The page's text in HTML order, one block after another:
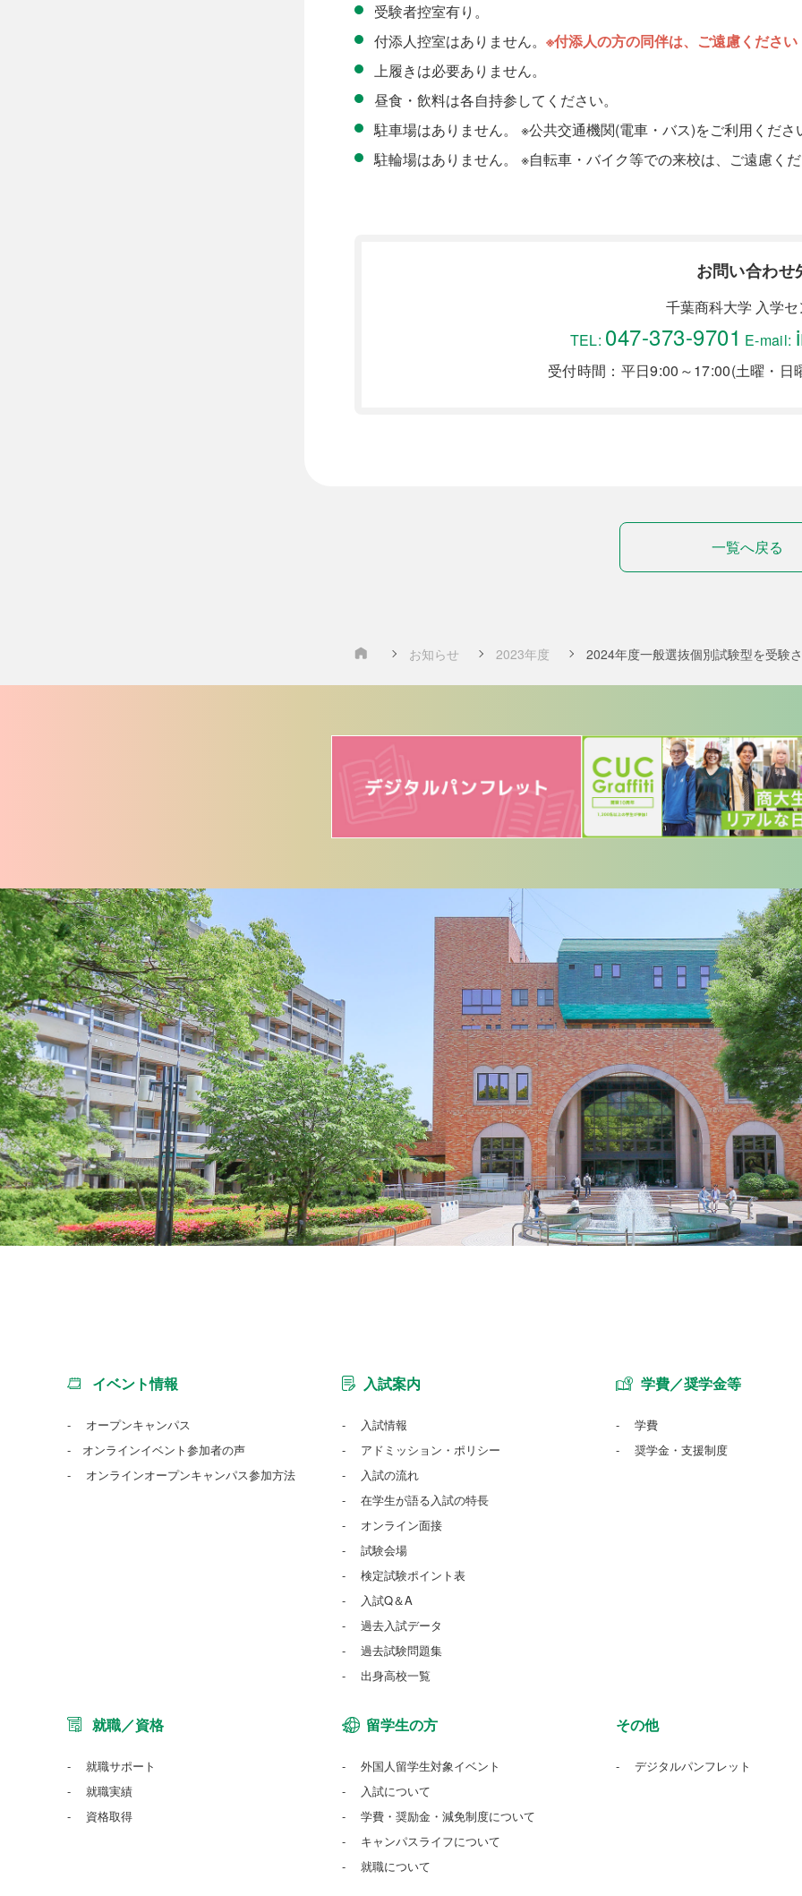
受験者控室有り。
付添人控室はありません。※付添人の方の同伴は、ご遠慮ください
上履きは必要ありません。
昼食・飲料は各自持参してください。
駐車場はありません。 ※公共交通機関(電車・バス)をご利用くださ
駐輪場はありません。 ※自転車・バイク等での来校は、ご遠慮くだ
お問い合わせ
千葉商科大学 入学
TEL: 047-373-9701 E-mail:
受付時間：平日9:00～17:00(土曜・日
一覧へ戻る
お知らせ 2023年度 2024年度一般選抜個別試験型を受験
イベント情報
オープンキャンパス
オンラインイベント参加者の声
オンラインオープンキャンパス参加方法
入試案内
入試情報
アドミッション・ポリシー
入試の流れ
在学生が語る入試の特長
オンライン面接
試験会場
検定試験ポイント表
入試Q＆A
過去入試データ
過去試験問題集
出身高校一覧
学費／奨学金等
学費
奨学金・支援制度
就職／資格
就職サポート
就職実績
資格取得
留学生の方
外国人留学生対象イベント
入試について
学費・奨励金・減免制度について
キャンパスライフについて
就職について
その他
デジタルパンフレット